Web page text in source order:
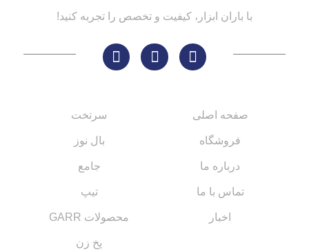
با باران ابزار، کیفیت و تخصص را تجربه کنید!
صفحه اصلی
فروشگاه
درباره ما
تماس با ما
اخبار
سرتخت
بال نوز
جامع
تیپ
محصولات GARR
پخ زن